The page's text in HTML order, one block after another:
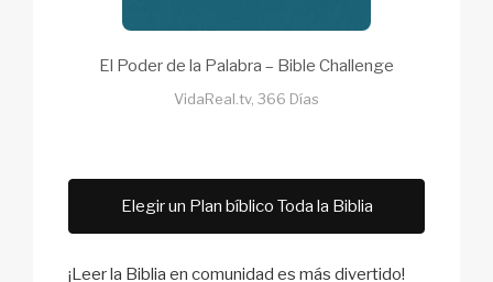
El Poder de la Palabra – Bible Challenge
VidaReal.tv, 366 Días
Elegir un Plan bíblico Toda la Biblia
¡Leer la Biblia en comunidad es más divertido!